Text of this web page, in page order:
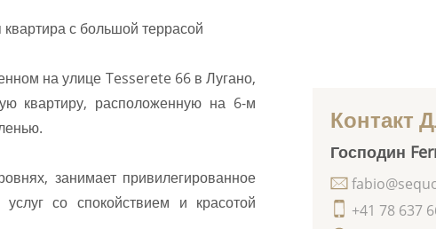
с большой террасой
на улице Tesserete 66 в Лугано,
квартиру, расположенную на 6-м
занимает привилегированное
со спокойствием и красотой
Контакт
Господин
+41 78 637